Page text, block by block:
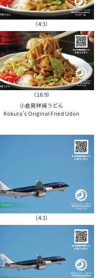
（4:3）
（16:9）
小倉発祥焼うどん
Kokura’s Original Fried Udon
（4:3）